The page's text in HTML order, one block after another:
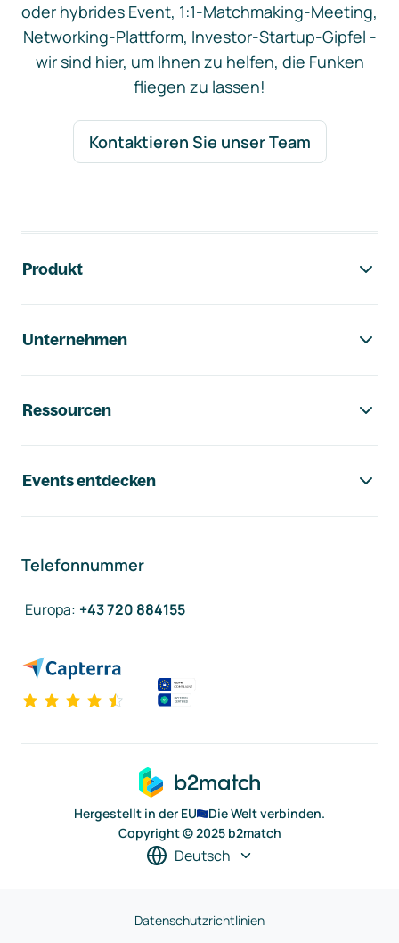
oder hybrides Event, 1:1-Matchmaking-Meeting,
Networking-Plattform, Investor-Startup-Gipfel -
wir sind hier, um Ihnen zu helfen, die Funken
fliegen zu lassen!
Kontaktieren Sie unser Team
Produkt
Unternehmen
Ressourcen
Events entdecken
Telefonnummer
Europa: +43 720 884155
Hergestellt in der EU
Die Welt verbinden.
Copyright © 2025 b2match
Deutsch
Datenschutzrichtlinien